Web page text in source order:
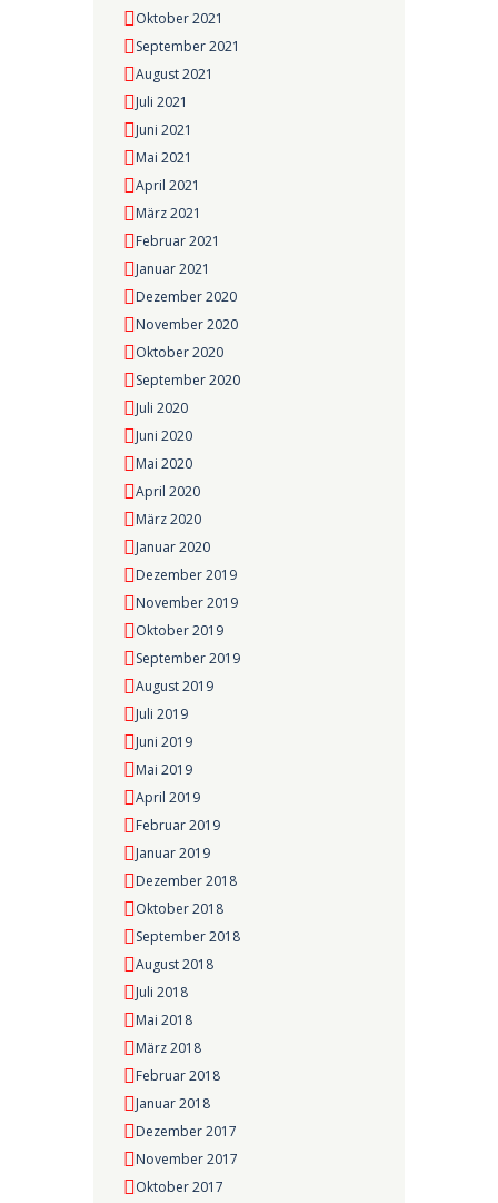
Oktober 2021
September 2021
August 2021
Juli 2021
Juni 2021
Mai 2021
April 2021
März 2021
Februar 2021
Januar 2021
Dezember 2020
November 2020
Oktober 2020
September 2020
Juli 2020
Juni 2020
Mai 2020
April 2020
März 2020
Januar 2020
Dezember 2019
November 2019
Oktober 2019
September 2019
August 2019
Juli 2019
Juni 2019
Mai 2019
April 2019
Februar 2019
Januar 2019
Dezember 2018
Oktober 2018
September 2018
August 2018
Juli 2018
Mai 2018
März 2018
Februar 2018
Januar 2018
Dezember 2017
November 2017
Oktober 2017